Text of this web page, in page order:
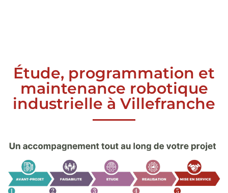
Étude, programmation et
maintenance robotique
industrielle à Villefranche